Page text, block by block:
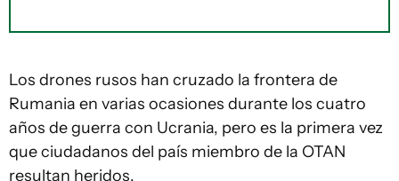
Los drones rusos han cruzado la frontera de
Rumania en varias ocasiones durante los cuatro
años de guerra con Ucrania, pero es la primera vez
que ciudadanos del país miembro de la OTAN
resultan heridos.